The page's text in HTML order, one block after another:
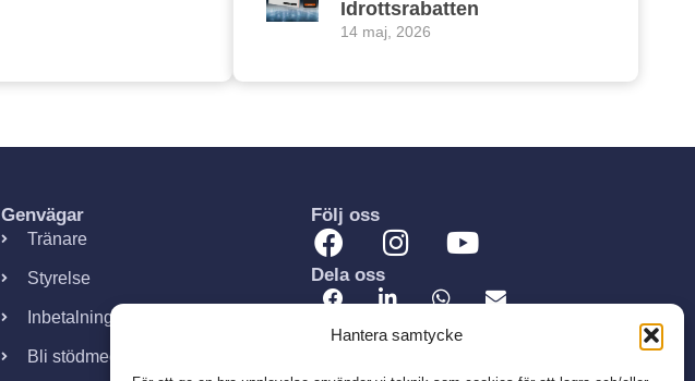
Hantera samtycke
Idrottsrabatten
14 maj, 2026
Genvägar
Tränare
Styrelse
Inbetalningar
Bli stödmedlem
Följ oss
Dela oss